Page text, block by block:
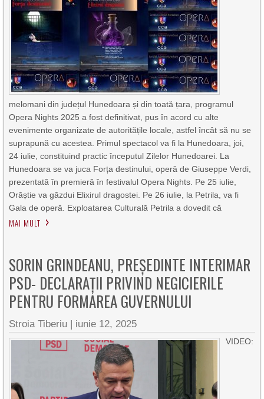
melomani din județul Hunedoara și din toată țara, programul
Opera Nights 2025 a fost definitivat, pus în acord cu alte
evenimente organizate de autoritățile locale, astfel încât să nu se
suprapună cu acestea. Primul spectacol va fi la Hunedoara, joi,
24 iulie, constituind practic începutul Zilelor Hunedoarei. La
Hunedoara se va juca Forța destinului, operă de Giuseppe Verdi,
prezentată în premieră în festivalul Opera Nights. Pe 25 iulie,
Orăștie va găzdui Elixirul dragostei. Pe 26 iulie, la Petrila, va fi
Gala de operă. Exploatarea Culturală Petrila a dovedit că
MAI MULT
SORIN GRINDEANU, PREȘEDINTE INTERIMAR
PSD- DECLARAȚII PRIVIND NEGICIERILE
PENTRU FORMAREA GUVERNULUI
Stroia Tiberiu | iunie 12, 2025
VIDEO: